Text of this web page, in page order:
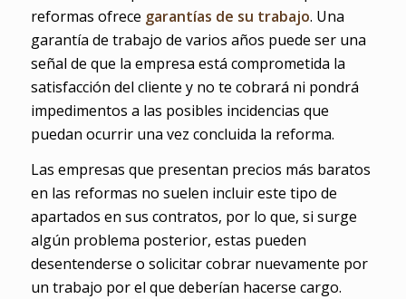
reformas ofrece garantías de su trabajo. Una
garantía de trabajo de varios años puede ser una
señal de que la empresa está comprometida la
satisfacción del cliente y no te cobrará ni pondrá
impedimentos a las posibles incidencias que
puedan ocurrir una vez concluida la reforma.
Las empresas que presentan precios más baratos
en las reformas no suelen incluir este tipo de
apartados en sus contratos, por lo que, si surge
algún problema posterior, estas pueden
desentenderse o solicitar cobrar nuevamente por
un trabajo por el que deberían hacerse cargo.